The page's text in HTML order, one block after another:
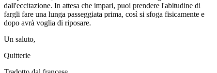
dall'eccitazione. In attesa che impari, puoi prendere l'abitudine di
fargli fare una lunga passeggiata prima, così si sfoga fisicamente e
dopo avrà voglia di riposare.
Un saluto,
Quitterie